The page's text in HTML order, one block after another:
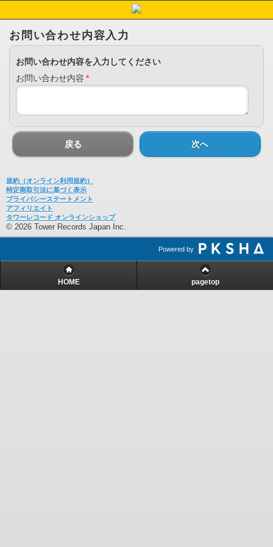
お問い合わせ内容入力
お問い合わせ内容を入力してください
お問い合わせ内容 *
戻る 次へ
規約（オンライン利用規約）
特定商取引法に基づく表示
プライバシーステートメント
アフィリエイト
タワーレコード オンラインショップ
© 2026 Tower Records Japan Inc.
Powered by
HOME pagetop